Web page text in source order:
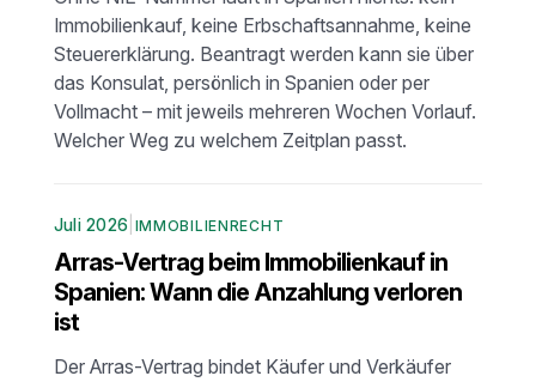
Immobilienkauf, keine Erbschaftsannahme, keine
Steuererklärung. Beantragt werden kann sie über
das Konsulat, persönlich in Spanien oder per
Vollmacht – mit jeweils mehreren Wochen Vorlauf.
Welcher Weg zu welchem Zeitplan passt.
Juli 2026 IMMOBILIENRECHT
Arras-Vertrag beim Immobilienkauf in
Spanien: Wann die Anzahlung verloren
ist
Der Arras-Vertrag bindet Käufer und Verkäufer